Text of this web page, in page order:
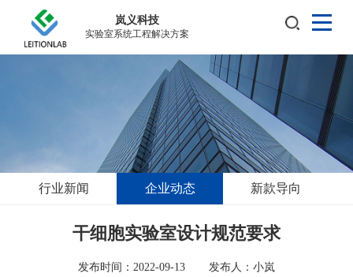
岚义科技
实验室系统工程解决方案
行业新闻 企业动态 新款导向
干细胞实验室设计规范要求
发布时间：2022-09-13 发布人： 小岚